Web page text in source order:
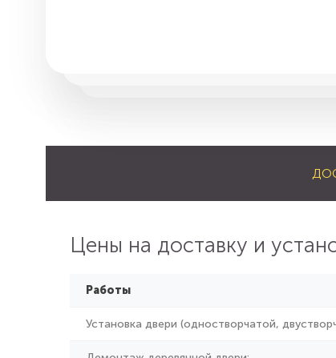
Цены на доставку и
Работы
Установка двери (одностворчатой,